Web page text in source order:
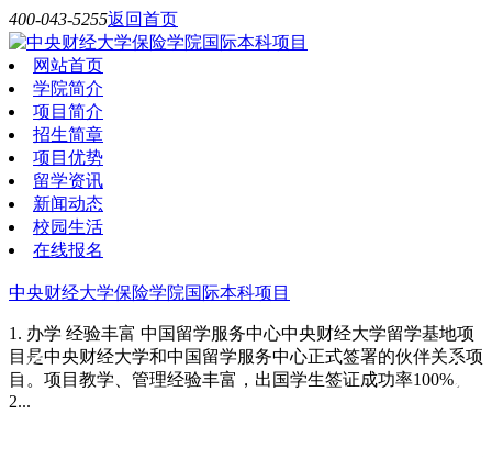
400-043-5255返回首页
网站首页
学院简介
项目简介
招生简章
项目优势
留学资讯
新闻动态
校园生活
在线报名
中央财经大学保险学院国际本科项目
1. 办学 经验丰富 中国留学服务中心中央财经大学留学基地项
目是中央财经大学和中国留学服务中心正式签署的伙伴关系项
目。项目教学、管理经验丰富，出国学生签证成功率100%。
2...